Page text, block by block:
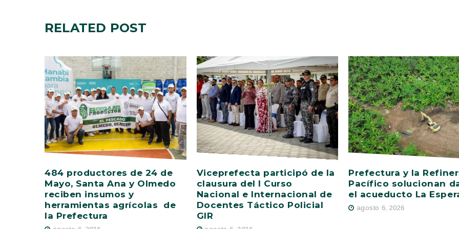
RELATED POST
484 productores de 24 de
Mayo, Santa Ana y Olmedo
reciben insumos y
herramientas agrícolas de
la Prefectura
Viceprefecta participó de la
clausura del I Curso
Nacional e Internacional de
Docentes Táctico Policial
GIR
Prefectura y la
Pacífico solucionan
el acueducto La
agosto 6, 2026